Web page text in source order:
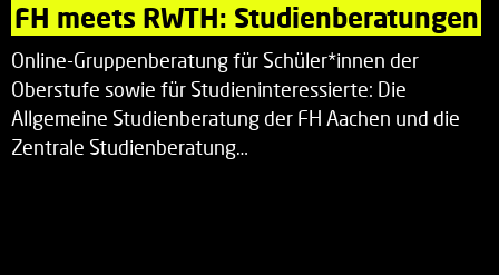
FH meets RWTH: Studienberatungen
Online-Gruppenberatung für Schüler*innen der
Oberstufe sowie für Studieninteressierte: Die
Allgemeine Studienberatung der FH Aachen und die
Zentrale Studienberatung…